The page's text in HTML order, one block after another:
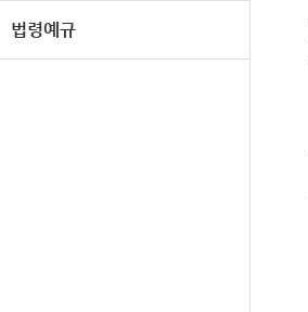
법령예규